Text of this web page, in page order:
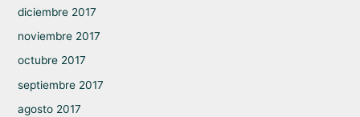
diciembre 2017
noviembre 2017
octubre 2017
septiembre 2017
agosto 2017